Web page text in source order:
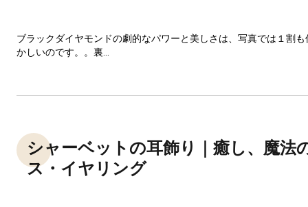
ブラックダイヤモンドの劇的なパワーと美しさは、写真では１割
かしいのです。。裏...
シャーベットの耳飾り｜癒し、魔法
ス・イヤリング